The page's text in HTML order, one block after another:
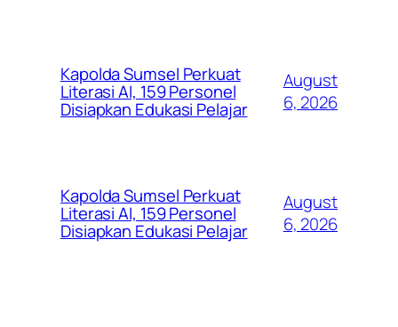
Kapolda Sumsel Perkuat
Literasi AI, 159 Personel
Disiapkan Edukasi Pelajar
August
6, 2026
Kapolda Sumsel Perkuat
Literasi AI, 159 Personel
Disiapkan Edukasi Pelajar
August
6, 2026